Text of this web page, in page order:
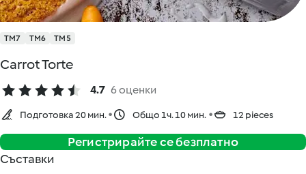
TM7 TM6 TM5
Carrot Torte
4.7 6 оценки
Подготовка 20 мин. Общо 1ч. 10 мин. 12 pieces
Регистрирайте се безплатно
Съставки